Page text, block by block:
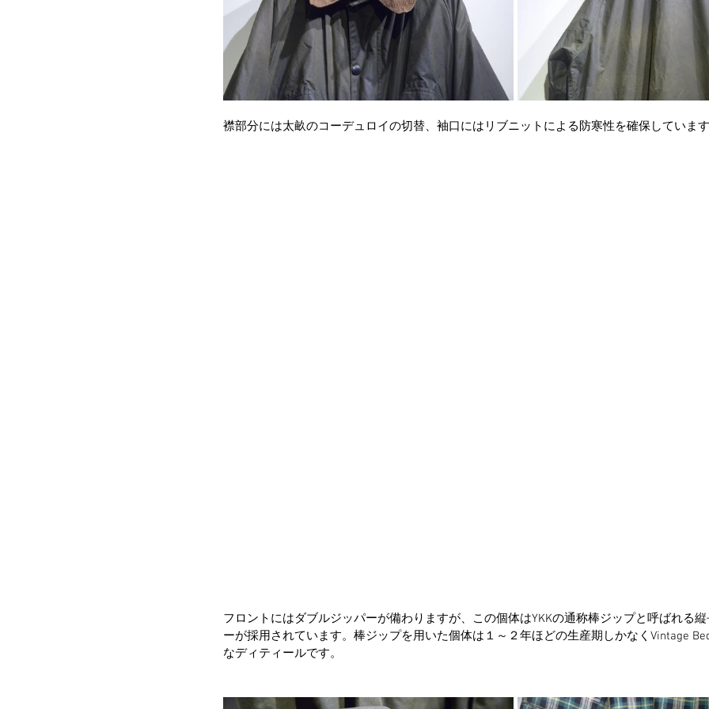
襟部分には太畝のコーデュロイの切替、袖口にはリブニットによる防寒性を確保していま
フロントにはダブルジッパーが備わりますが、この個体はYKKの通称棒ジップと呼ばれる
ーが採用されています。棒ジップを用いた個体は１～２年ほどの生産期しかなくVintage
なディティールです。